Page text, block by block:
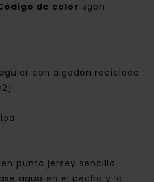
de color sgbh
con algodón reciclado
punto jersey sencillo
agua en el pecho y la